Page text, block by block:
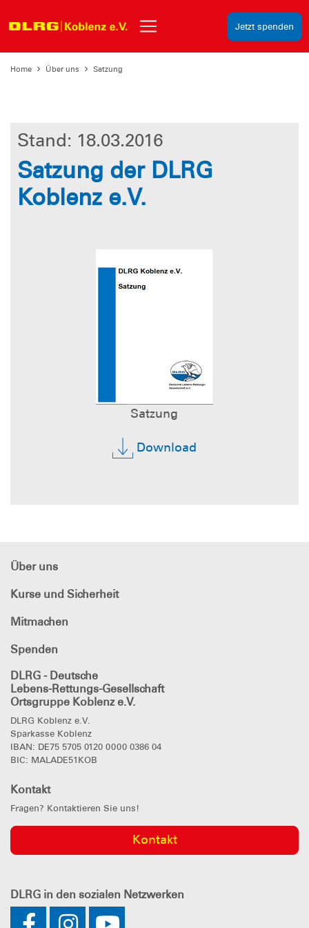
Jetzt spenden
Home Über uns Satzung
Stand: 18.03.2016
Satzung der DLRG
Koblenz e.V.
Satzung
Download
Über uns
Kurse und Sicherheit
Mitmachen
Spenden
DLRG - Deutsche
Lebens-Rettungs-Gesellschaft
Ortsgruppe Koblenz e.V.
DLRG Koblenz e.V.
Sparkasse Koblenz
IBAN: DE75 5705 0120 0000 0386 04
BIC: MALADE51KOB
Kontakt
Fragen? Kontaktieren Sie uns!
Kontakt
DLRG in den sozialen Netzwerken